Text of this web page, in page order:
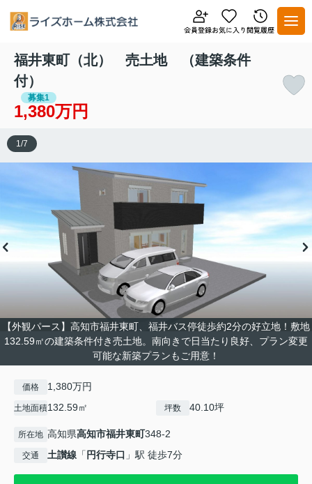
福井東町（北） 売土地 （建築条件
付）
募集1
1,380万円
【外観パース】高知市福井東町、福井バス停徒歩約2分の好立地！敷地
132.59㎡の建築条件付き売土地。南向きで日当たり良好、プラン変更
可能な新築プランもご用意！
1/7
価格 1,380万円
土地面積132.59㎡ 坪数 40.10坪
所在地 高知県高知市福井東町348-2
交通 土讃線 「 円行寺口 」駅 徒歩7分